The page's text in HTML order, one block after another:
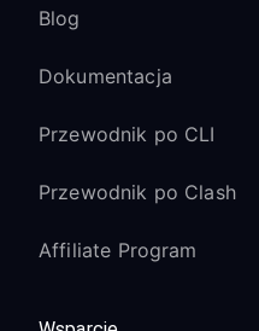
Blog
Dokumentacja
Przewodnik po CLI
Przewodnik po Clash
Affiliate Program